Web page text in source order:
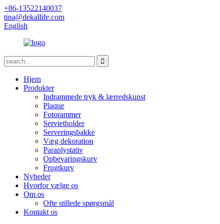
+86-13522140037
tina@dekallife.com
English
Hjem
Produkter
Indrammede tryk & lærredskunst
Plaque
Fotorammer
Servietholder
Serveringsbakke
Væg dekoration
Paraplystativ
Opbevaringskurv
Frugtkurv
Nyheder
Hvorfor vælge os
Om os
Ofte stillede spørgsmål
Kontakt os